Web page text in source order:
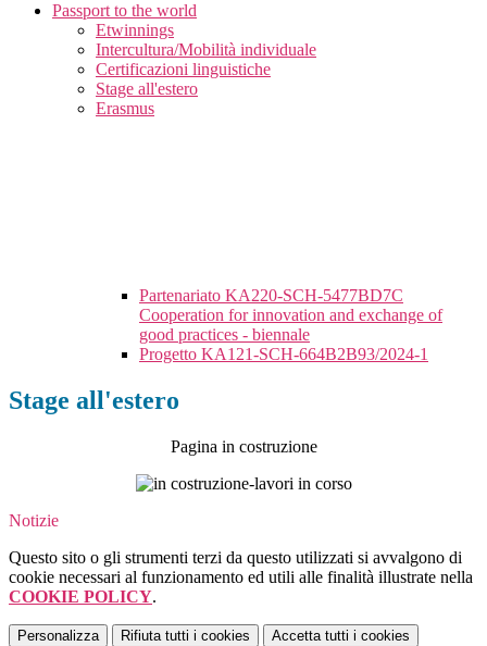
Passport to the world
Etwinnings
Intercultura/Mobilità individuale
Certificazioni linguistiche
Stage all'estero
Erasmus
Partenariato KA220-SCH-5477BD7C
Cooperation for innovation and exchange of
good practices - biennale
Progetto KA121-SCH-664B2B93/2024-1
Stage all'estero
Pagina in costruzione
Notizie
Questo sito o gli strumenti terzi da questo utilizzati si avvalgono di
cookie necessari al funzionamento ed utili alle finalità illustrate nella
COOKIE POLICY.
Personalizza Rifiuta tutti i cookies Accetta tutti i cookies